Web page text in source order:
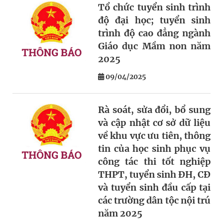
Tổ chức tuyển sinh trình
độ đại học; tuyển sinh
trình độ cao đẳng ngành
Giáo dục Mầm non năm
2025
09/04/2025
Rà soát, sửa đổi, bổ sung
và cập nhật cơ sở dữ liệu
về khu vực ưu tiên, thông
tin của học sinh phục vụ
công tác thi tốt nghiệp
THPT, tuyển sinh ĐH, CĐ
và tuyển sinh đầu cấp tại
các trường dân tộc nội trú
năm 2025